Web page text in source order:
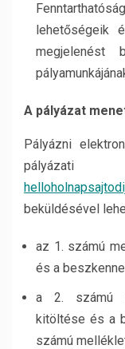
lehetőségeik
megjelenést
A pályázat
Pályázni
beküldésével
az 1. számú
és a
a 2. számú
kitöltése és a
számú